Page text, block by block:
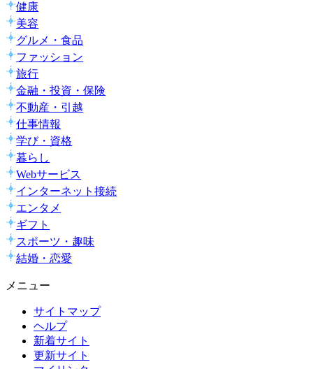
健康
美容
グルメ・食品
ファッション
旅行
金融・投資・保険
不動産・引越
仕事情報
学び・資格
暮らし
Webサービス
インターネット接続
エンタメ
ギフト
スポーツ・趣味
結婚・恋愛
メニュー
サイトマップ
ヘルプ
新着サイト
更新サイト